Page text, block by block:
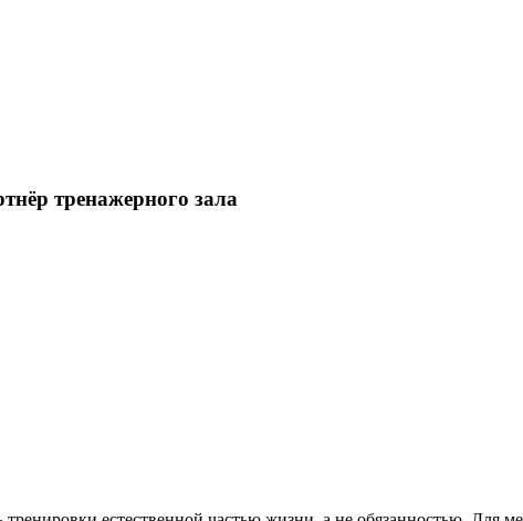
тренажерного зала